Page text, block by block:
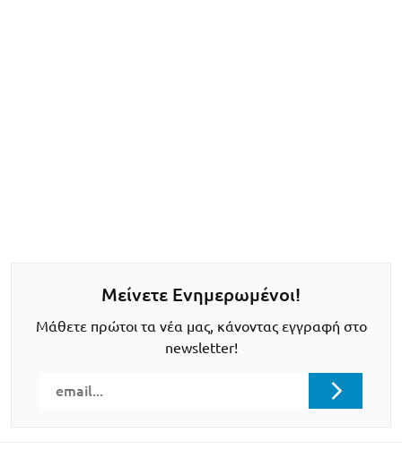
Μείνετε Ενημερωμένοι!
Μάθετε πρώτοι τα νέα μας, κάνοντας εγγραφή στο
newsletter!